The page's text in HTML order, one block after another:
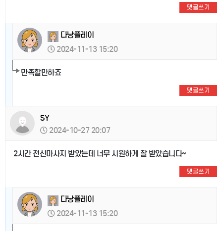
댓글쓰기
다낭플레이
2024-11-13 15:20
만족할만하죠
댓글쓰기
SY
2024-10-27 20:07
2시간 전신마사지 받았는데 너무 시원하게 잘 받았습니다~
댓글쓰기
다낭플레이
2024-11-13 15:20